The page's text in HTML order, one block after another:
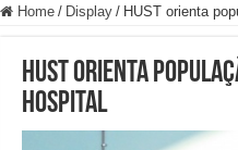
Home / Display / HUST orienta
HUST orienta
hospital